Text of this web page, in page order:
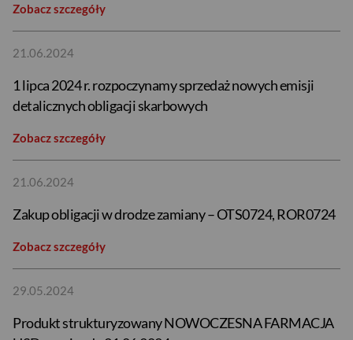
Zobacz szczegóły
21.06.2024
1 lipca 2024 r. rozpoczynamy sprzedaż nowych emisji
detalicznych obligacji skarbowych
Zobacz szczegóły
21.06.2024
Zakup obligacji w drodze zamiany – OTS0724, ROR0724
Zobacz szczegóły
29.05.2024
Produkt strukturyzowany NOWOCZESNA FARMACJA